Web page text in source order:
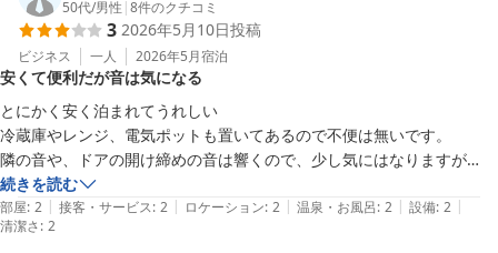
50代/男性 |8件のクチコミ
3 2026年5月10日投稿
ビジネス 一人 2026年5月宿泊
安くて便利だが音は気になる
とにかく安く泊まれてうれしい
冷蔵庫やレンジ、電気ポットも置いてあるので不便は無いです。
隣の音や、ドアの開け締めの音は響くので、少し気にはなりますが…
続きを読む
部屋: 2 | 接客・サービス: 2 | ロケーション: 2 | 温泉・お風呂: 2 | 設備: 2 |
清潔さ: 2